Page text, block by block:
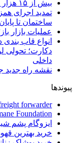
بیش از ۱۵ هزار زائر اربعین به البرز بازگشتند
ساختمان تا
عملیات بازار
انواع قاب
دکارت؛ تحولی
داخلی
نقشه راه
پیوندها
forwarder
Foundation
ایزوگام پشم
خرید بهترین